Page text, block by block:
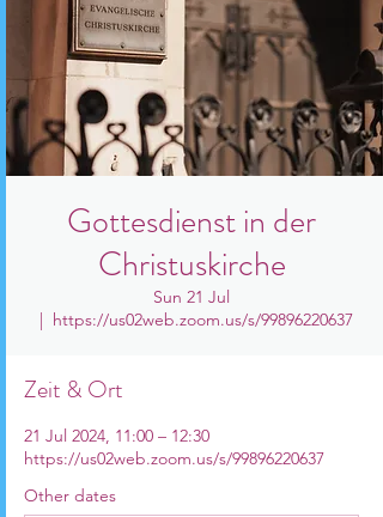
Gottesdienst in der
Christuskirche
Sun 21 Jul
  |
https://us02web.zoom.us/s/99896220637
Zeit & Ort
21 Jul 2024, 11:00 – 12:30
https://us02web.zoom.us/s/99896220637
Other dates